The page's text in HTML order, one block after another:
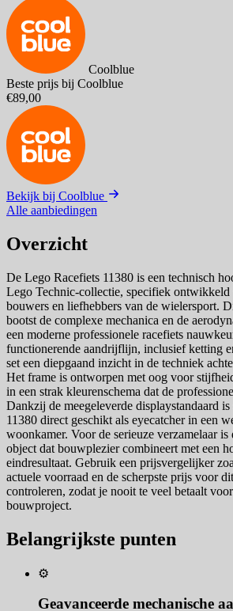
Coolblue
Beste prijs bij Coolblue
€89,00
Bekijk bij Coolblue
Alle aanbiedingen
Overzicht
De Lego Racefiets 11380 is een technisch
Lego Technic-collectie, specifiek ontwikkeld
bouwers en liefhebbers van de wielersport.
bootst de complexe mechanica en de
een moderne professionele racefiets
functionerende aandrijflijn, inclusief ketting
set een diepgaand inzicht in de techniek
Het frame is ontworpen met oog voor
in een strak kleurenschema dat de
Dankzij de meegeleverde displaystandaard
11380 direct geschikt als eyecatcher in een
woonkamer. Voor de serieuze verzamelaar is
object dat bouwplezier combineert met een
eindresultaat. Gebruik een prijsvergelijker
actuele voorraad en de scherpste prijs voor
controleren, zodat je nooit te veel betaalt
bouwproject.
Belangrijkste punten
⚙️
Geavanceerde mechanische